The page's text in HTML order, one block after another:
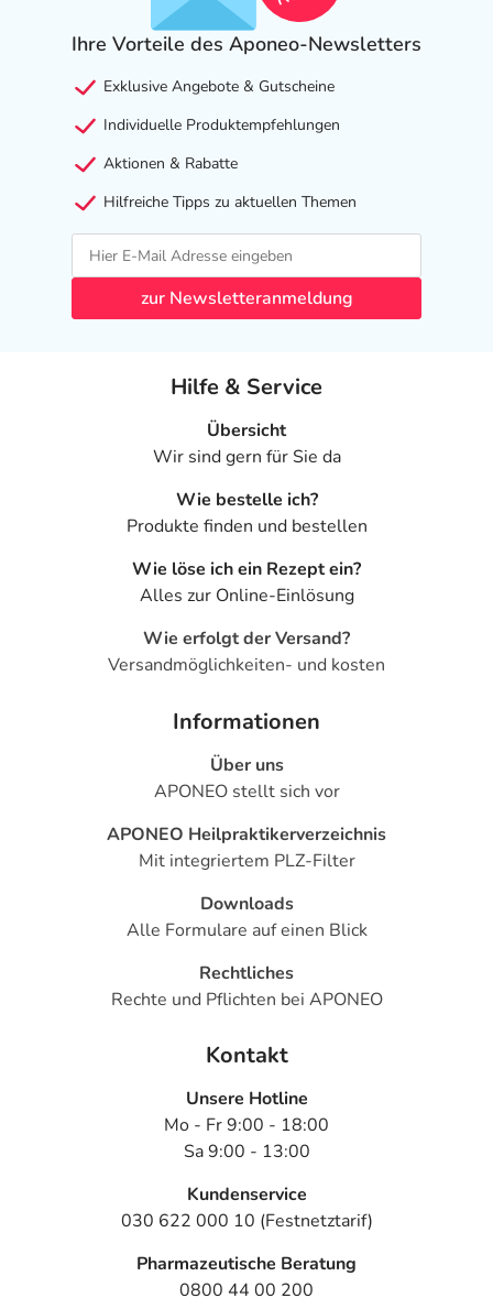
Ihre Vorteile des Aponeo-Newsletters
Exklusive Angebote & Gutscheine
Individuelle Produktempfehlungen
Aktionen & Rabatte
Hilfreiche Tipps zu aktuellen Themen
zur Newsletteranmeldung
Hilfe & Service
Übersicht
Wir sind gern für Sie da
Wie bestelle ich?
Produkte finden und bestellen
Wie löse ich ein Rezept ein?
Alles zur Online-Einlösung
Wie erfolgt der Versand?
Versandmöglichkeiten- und kosten
Informationen
Über uns
APONEO stellt sich vor
APONEO Heilpraktikerverzeichnis
Mit integriertem PLZ-Filter
Downloads
Alle Formulare auf einen Blick
Rechtliches
Rechte und Pflichten bei APONEO
Kontakt
Unsere Hotline
Mo - Fr 9:00 - 18:00
Sa 9:00 - 13:00
Kundenservice
030 622 000 10 (Festnetztarif)
Pharmazeutische Beratung
0800 44 00 200